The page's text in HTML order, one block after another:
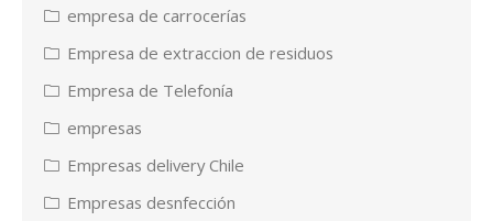
empresa de carrocerías
Empresa de extraccion de residuos
Empresa de Telefonía
empresas
Empresas delivery Chile
Empresas desnfección